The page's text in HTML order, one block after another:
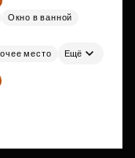
Окно в ванной
место Ещё